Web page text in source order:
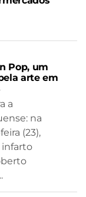
Pop, um
arte em
a
na
(23),